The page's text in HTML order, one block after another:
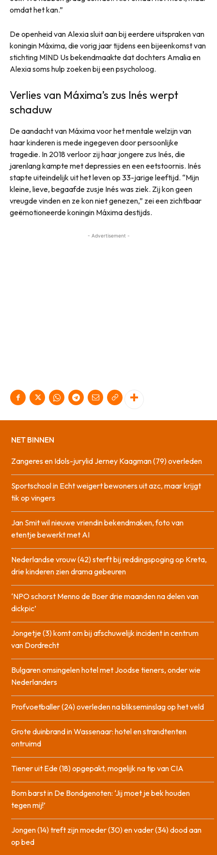
omdat het kan.”
De openheid van Alexia sluit aan bij eerdere uitspraken van
koningin Máxima, die vorig jaar tijdens een bijeenkomst van
stichting MIND Us bekendmaakte dat dochters Amalia en
Alexia soms hulp zoeken bij een psycholoog.
Verlies van Máxima’s zus Inés werpt
schaduw
De aandacht van Máxima voor het mentale welzijn van
haar kinderen is mede ingegeven door persoonlijke
tragedie. In 2018 verloor zij haar jongere zus Inés, die
jarenlang kampte met depressies en een eetstoornis. Inés
stapte uiteindelijk uit het leven op 33-jarige leeftijd. “Mijn
kleine, lieve, begaafde zusje Inés was ziek. Zij kon geen
vreugde vinden en ze kon niet genezen,” zei een zichtbaar
geëmotioneerde koningin Máxima destijds.
- Advertisement -
NET BINNEN
Zangeres en Idols-jurylid Jerney Kaagman (79) overleden
Sportschool in Echt weigert bewoners uit azc, maar krijgt
tik op vingers
Jan Smit wil nieuwe vriendin bekendmaken, foto van
etentje bewerkt met AI
Nederlandse vrouw (42) sterft bij reddingspoging op Kreta,
drie kinderen zien drama gebeuren
‘NPO schorst Menno de Boer drie maanden na delen van
dickpic’
Jongetje (3) komt om bij afschuwelijk incident in centrum
van Dordrecht
Bulgaren omsingelen hotel met Joodse tieners, onder wie
Nederlanders
Profvoetballer (24) overleden na blikseminslag op het veld
Grote duinbrand in Wassenaar: hotel en strandtenten
ontruimd
Tiener uit Ede (18) opgepakt, mogelijk na tip van CIA
Bom barst in De Bondgenoten: ‘Jij moet je bek houden
tegen mij!’
Jongen (14) treft zijn moeder (30) en vader (34) dood aan
op bed